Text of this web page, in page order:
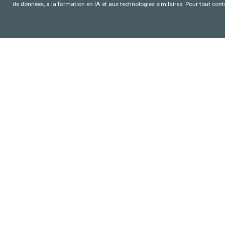
de données, a la formation en IA et aux technologies similaires. Pour tout